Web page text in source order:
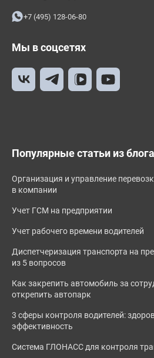
+7 (495) 128-06-80
Мы в соцсетях
Популярные статьи из
Организация и управление
в компании
Учет ГСМ на предприятии
Учет рабочего времени водителей
Диспетчеризация транспорта на
из 5 вопросов
Как закрепить автомобиль за
открепить автопарк
3 сферы контроля водителей:
эффективность
Система ГЛОНАСС для контроля